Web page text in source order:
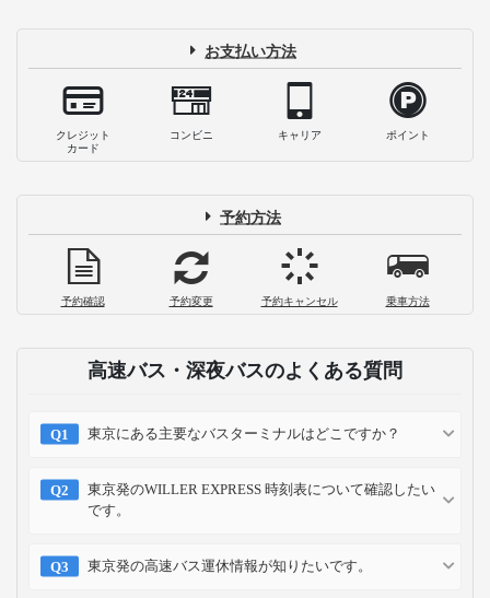
お支払い方法
クレジット
カード
コンビニ キャリア ポイント
予約方法
予約確認 予約変更 予約キャンセル 乗車方法
高速バス・深夜バスのよくある質問
東京にある主要なバスターミナルはどこですか？
東京発のWILLER EXPRESS 時刻表について確認したい
です。
東京発の高速バス運休情報が知りたいです。